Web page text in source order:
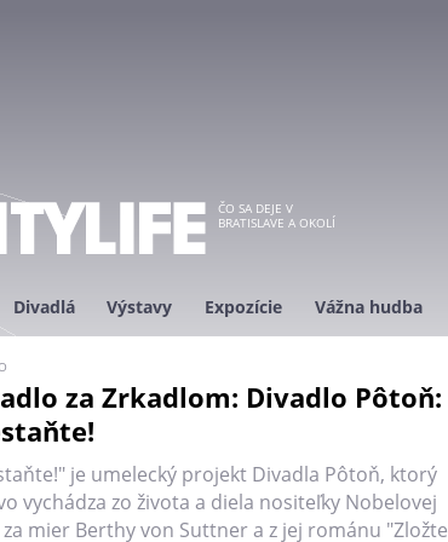
ČO SA DEJE V
BRATISLAVE A OKOLÍ
Divadlá Výstavy Expozície Vážna hudba
za Zrkadlom: Divadlo Pôtoň:
je umelecký projekt Divadla Pôtoň, ktorý
vychádza zo života a diela nositeľky Nobelovej
za mier Berthy von Suttner a z jej románu "Zložte